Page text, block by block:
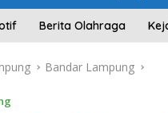
Berita Olahraga
Bandar Lampung